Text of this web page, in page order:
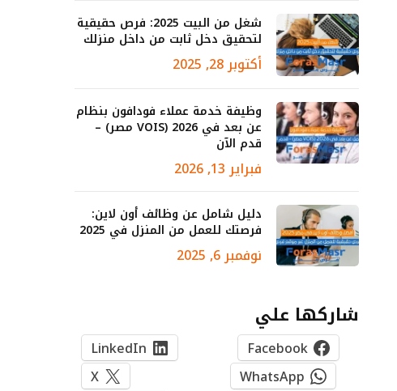
شغل من البيت 2025: فرص حقيقية
لتحقيق دخل ثابت من داخل منزلك
أكتوبر 28, 2025
وظيفة خدمة عملاء فودافون بنظام
عن بعد في 2026 (VOIS مصر) –
قدم الآن
فبراير 13, 2026
دليل شامل عن وظائف أون لاين:
فرصتك للعمل من المنزل في 2025
نوفمبر 6, 2025
شاركها علي
Facebook
LinkedIn
WhatsApp
X